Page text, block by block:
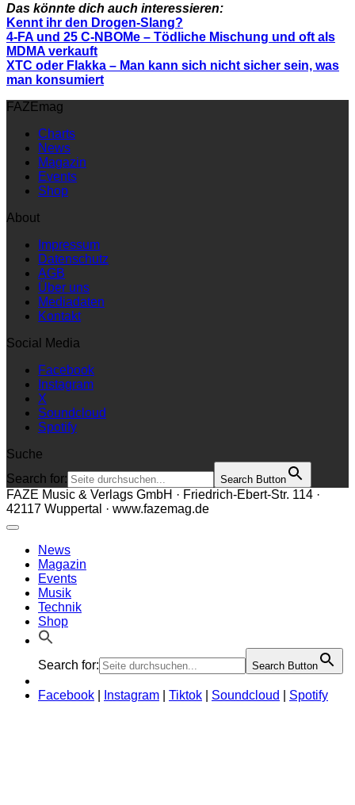
Das könnte dich auch interessieren:
Kennt ihr den Drogen-Slang?
4-FA und 25 C-NBOMe – Tödliche Mischung und oft als
MDMA verkauft
XTC oder Flakka – Man kann sich nicht sicher sein, was
man konsumiert
FAZEmag
Charts
News
Magazin
Events
Shop
About
Impressum
Datenschutz
AGB
Über uns
Mediadaten
Kontakt
Social Media
Facebook
Instagram
X
Soundcloud
Spotify
Suche
Search for:
Search Button
FAZE Music & Verlags GmbH · Friedrich-Ebert-Str. 114 ·
42117 Wuppertal · www.fazemag.de
News
Magazin
Events
Musik
Technik
Shop
Search for: Search Button
Facebook Instagram Tiktok Soundcloud Spotify